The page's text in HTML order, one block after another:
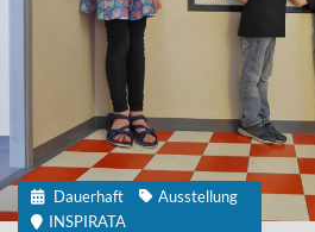
Dauerhaft
Ausstellung
INSPIRATA